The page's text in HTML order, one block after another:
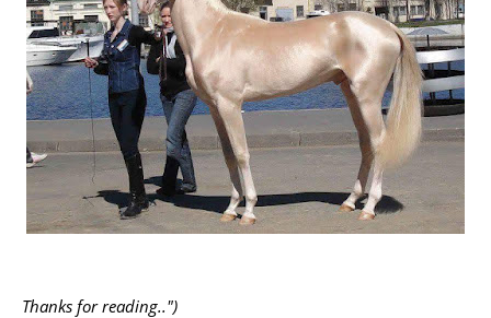
Thanks for reading..")